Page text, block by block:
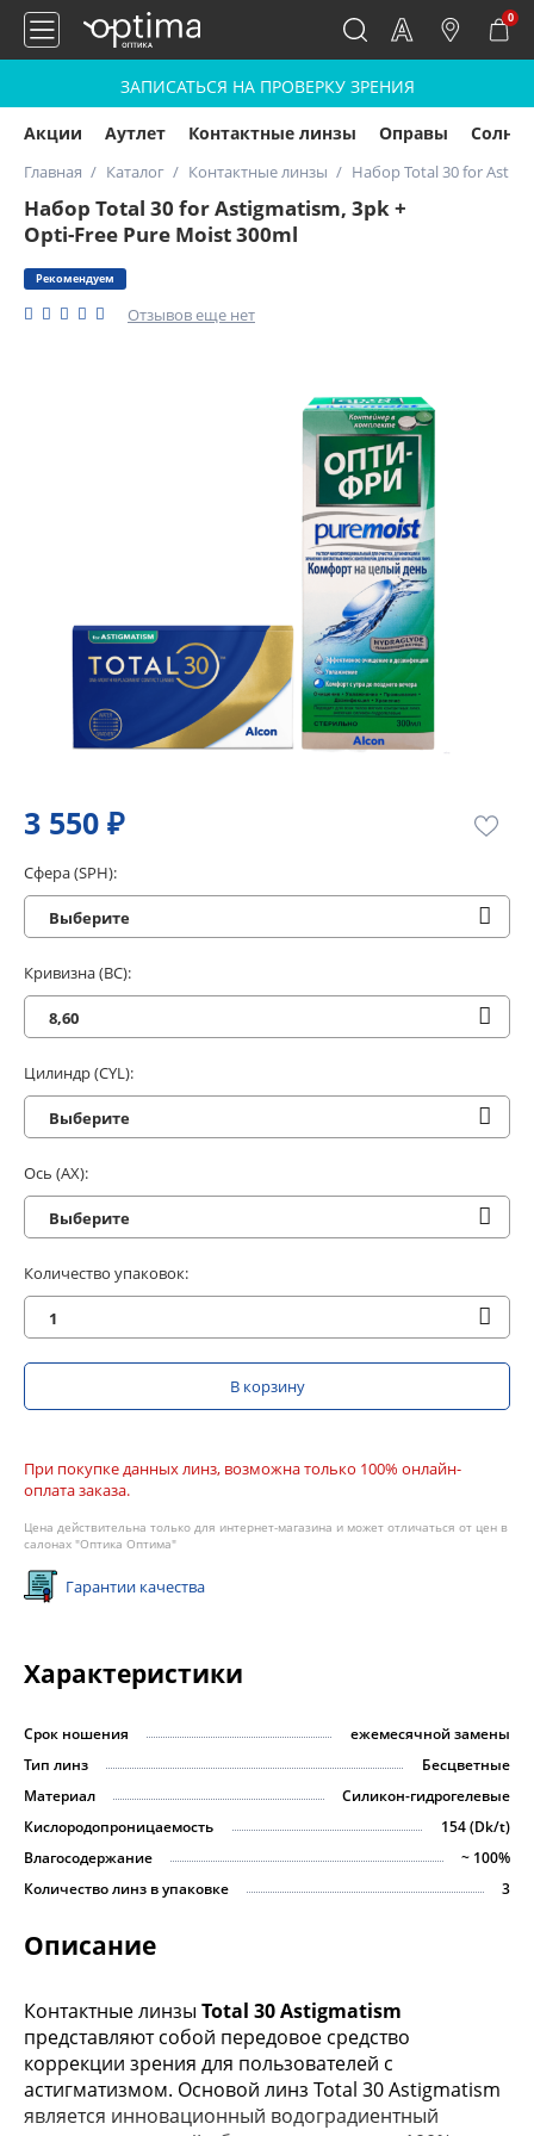
0
ЗАПИСАТЬСЯ НА ПРОВЕРКУ ЗРЕНИЯ
Акции Аутлет Контактные линзы Оправы
Главная Каталог Контактные линзы Набор Total 30 for
Набор Total 30 for Astigmatism, 3pk +
Opti-Free Pure Moist 300ml
Рекомендуем
Отзывов еще нет
3 550 ₽
Сфера (SPH):
Выберите
Кривизна (BC):
8,60
Цилиндр (CYL):
Выберите
Ось (AX):
Выберите
Количество упаковок:
1
В корзину
При покупке данных линз, возможна только 100% онлайн-
оплата заказа.
Цена действительна только для интернет-магазина и может отличаться от цен в
салонах "Оптика Оптима"
Гарантии качества
Описание
Контактные линзы Total 30 Astigmatism
представляют собой передовое средство
коррекции зрения для пользователей с
астигматизмом. Основой линз Total 30 Astigmatism
является инновационный водоградиентный
Характеристики
Срок ношения
ежемесячной замены
Тип линз
Бесцветные
Материал
Силикон-гидрогелевые
Кислородопроницаемость
154 (Dk/t)
Влагосодержание
~ 100%
Количество линз в упаковке
3